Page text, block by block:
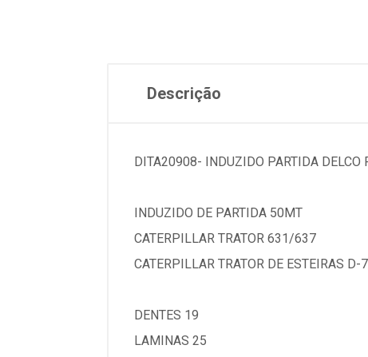
Descrição
DITA20908- INDUZIDO PARTIDA DELCO
INDUZIDO DE PARTIDA 50MT
CATERPILLAR TRATOR 631/637
CATERPILLAR TRATOR DE ESTEIRAS
DENTES 19
LAMINAS 25